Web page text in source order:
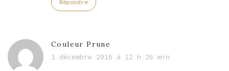
Répondre
Couleur Prune
1 décembre 2016 à 12 h 26 min